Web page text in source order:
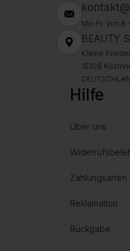
Mo-Fr. Von 8
BEAUTY
Kleine
15328
Hilfe
Über uns
Zahlungsarten
Reklamation
Rückgabe